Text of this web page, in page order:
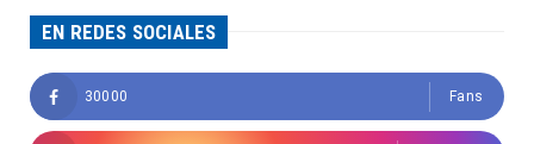
EN REDES SOCIALES
30000 Fans